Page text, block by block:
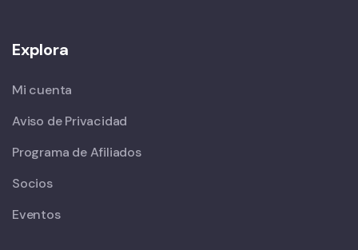
Explora
Mi cuenta
Aviso de Privacidad
Programa de Afiliados
Socios
Eventos